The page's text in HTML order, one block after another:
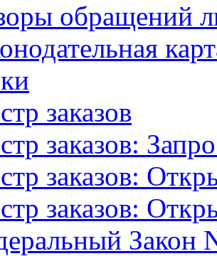
обращений
заказов
заказов:
заказов:
заказов:
Закон